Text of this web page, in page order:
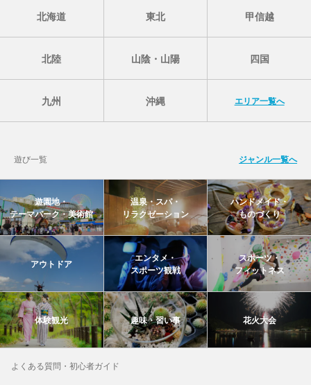
北海道 東北 甲信越
北陸 山陰・山陽 四国
九州 沖縄 エリア一覧へ
遊び一覧 ジャンル一覧へ
遊園地・
テーマパーク・美術館
温泉・スパ・
リラクゼーション
ハンドメイド・
ものづくり
アウトドア
エンタメ・
スポーツ観戦
スポーツ・
フィットネス
体験観光 趣味・習い事 花火大会
よくある質問・初心者ガイド